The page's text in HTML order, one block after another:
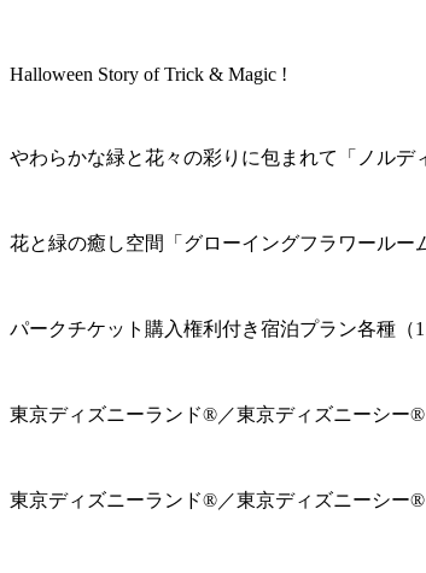
Halloween Story of Trick & Magic !
やわらかな緑と花々の彩りに包まれて「ノルデ
花と緑の癒し空間「グローイングフラワールー
パークチケット購入権利付き宿泊プラン各種（
東京ディズニーランド®／東京ディズニーシー
東京ディズニーランド®／東京ディズニーシー